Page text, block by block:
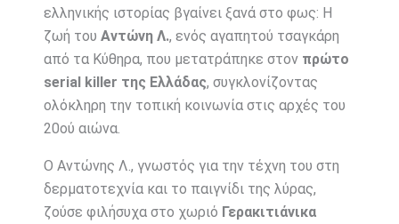
ελληνικής ιστορίας βγαίνει ξανά στο φως: Η
ζωή του Αντώνη Λ., ενός αγαπητού τσαγκάρη
από τα Κύθηρα, που μετατράπηκε στον πρώτο
serial killer της Ελλάδας, συγκλονίζοντας
ολόκληρη την τοπική κοινωνία στις αρχές του
20ού αιώνα.
Ο Αντώνης Λ., γνωστός για την τέχνη του στη
δερματοτεχνία και το παιγνίδι της λύρας,
ζούσε φιλήσυχα στο χωριό Γερακιτιάνικα